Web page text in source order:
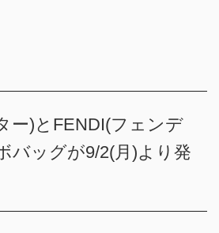
ー)とFENDI(フェンデ
バッグが9/2(月)より発